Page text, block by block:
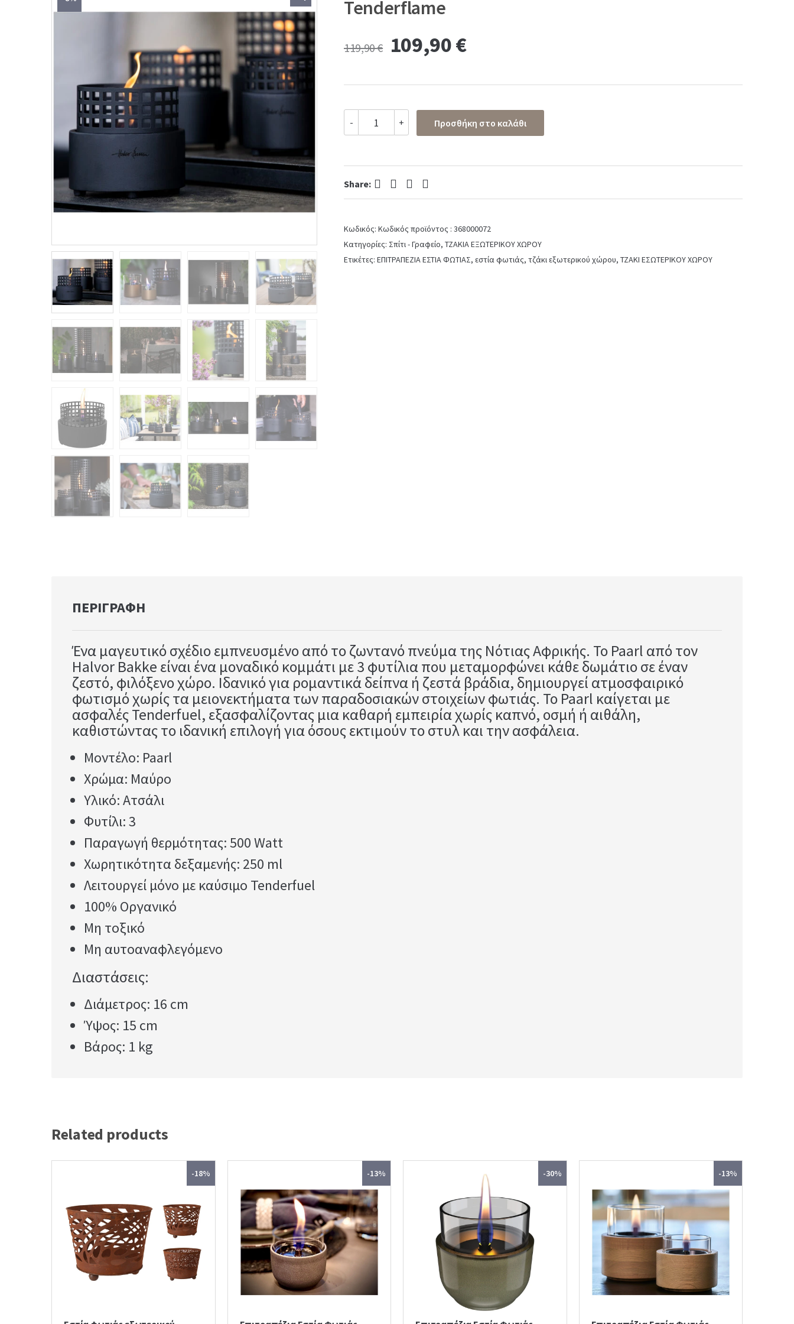
Tenderflame
119,90€ Original
was:
119,90 €.
109,90€Current
is:
109,90 €.
-
Εστία
Φωτιάς
+ Προσθήκη στο καλάθι
Share: Facebook Twitter Pinterest LinkedIn
Κωδικός: Κωδικός προϊόντος : 368000072
Κατηγορίες: Σπίτι - Γραφείο, ΤΖΑΚΙΑ ΕΞΩΤΕΡΙΚΟΥ ΧΩΡΟΥ
Ετικέτες: ΕΠΙΤΡΑΠΕΖΙΑ ΕΣΤΙΑ ΦΩΤΙΑΣ, εστία φωτιάς, τζάκι εξωτερικού χώρου, ΤΖΑΚΙ ΕΣΩΤΕΡΙΚΟΥ ΧΩΡΟΥ
ΠΕΡΙΓΡΑΦΉ
Ένα μαγευτικό σχέδιο εμπνευσμένο από το ζωντανό πνεύμα της Νότιας Αφρικής. Το Paarl από τον
Halvor Bakke είναι ένα μοναδικό κομμάτι με 3 φυτίλια που μεταμορφώνει κάθε δωμάτιο σε έναν
ζεστό, φιλόξενο χώρο. Ιδανικό για ρομαντικά δείπνα ή ζεστά βράδια, δημιουργεί ατμοσφαιρικό
φωτισμό χωρίς τα μειονεκτήματα των παραδοσιακών στοιχείων φωτιάς. Το Paarl καίγεται με
ασφαλές Tenderfuel, εξασφαλίζοντας μια καθαρή εμπειρία χωρίς καπνό, οσμή ή αιθάλη,
καθιστώντας το ιδανική επιλογή για όσους εκτιμούν το στυλ και την ασφάλεια.
Μοντέλο: Paarl
Χρώμα: Μαύρο
Υλικό: Ατσάλι
Φυτίλι: 3
Παραγωγή θερμότητας: 500 Watt
Χωρητικότητα δεξαμενής: 250 ml
Λειτουργεί μόνο με καύσιμο Tenderfuel
100% Οργανικό
Μη τοξικό
Μη αυτοαναφλεγόμενο
Διαστάσεις:
Διάμετρος: 16 cm
Ύψος: 15 cm
Βάρος: 1 kg
Related products
-18% -13% -30% -13%